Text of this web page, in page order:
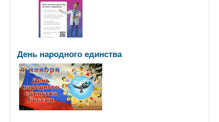
День народного единства